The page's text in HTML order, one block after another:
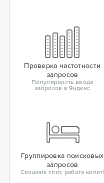
Проверка частотности
запросов
Популярность ввода
запросов в Яндекс
Группировка поисковых
запросов
Сеошник спит, работа кипит!